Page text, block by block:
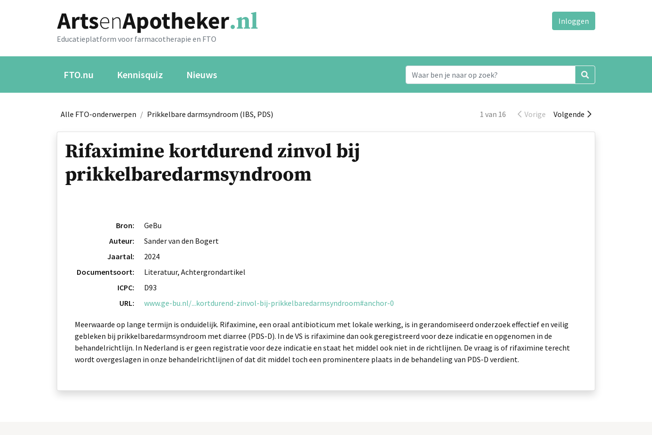
Educatieplatform voor farmacotherapie en FTO
Inloggen
FTO.nu Kennisquiz Nieuws
Alle FTO-onderwerpen / Prikkelbare darmsyndroom (IBS, PDS) 1 van 16 Vorige Volgende
Rifaximine kortdurend zinvol bij
prikkelbaredarmsyndroom
Bron:
GeBu
Auteur:
Sander van den Bogert
Jaartal:
2024
Documentsoort:
Literatuur, Achtergrondartikel
ICPC:
D93
URL:
www.ge-bu.nl/...kortdurend-zinvol-bij-prikkelbaredarmsyndroom#anchor-0
Meerwaarde op lange termijn is onduidelijk. Rifaximine, een oraal antibioticum met lokale werking, is in gerandomiseerd onderzoek effectief en veilig
gebleken bij prikkelbaredarmsyndroom met diarree (PDS-D). In de VS is rifaximine dan ook geregistreerd voor deze indicatie en opgenomen in de
behandelrichtlijn. In Nederland is er geen registratie voor deze indicatie en staat het middel ook niet in de richtlijnen. De vraag is of rifaximine terecht
wordt overgeslagen in onze behandelrichtlijnen of dat dit middel toch een prominentere plaats in de behandeling van PDS-D verdient.